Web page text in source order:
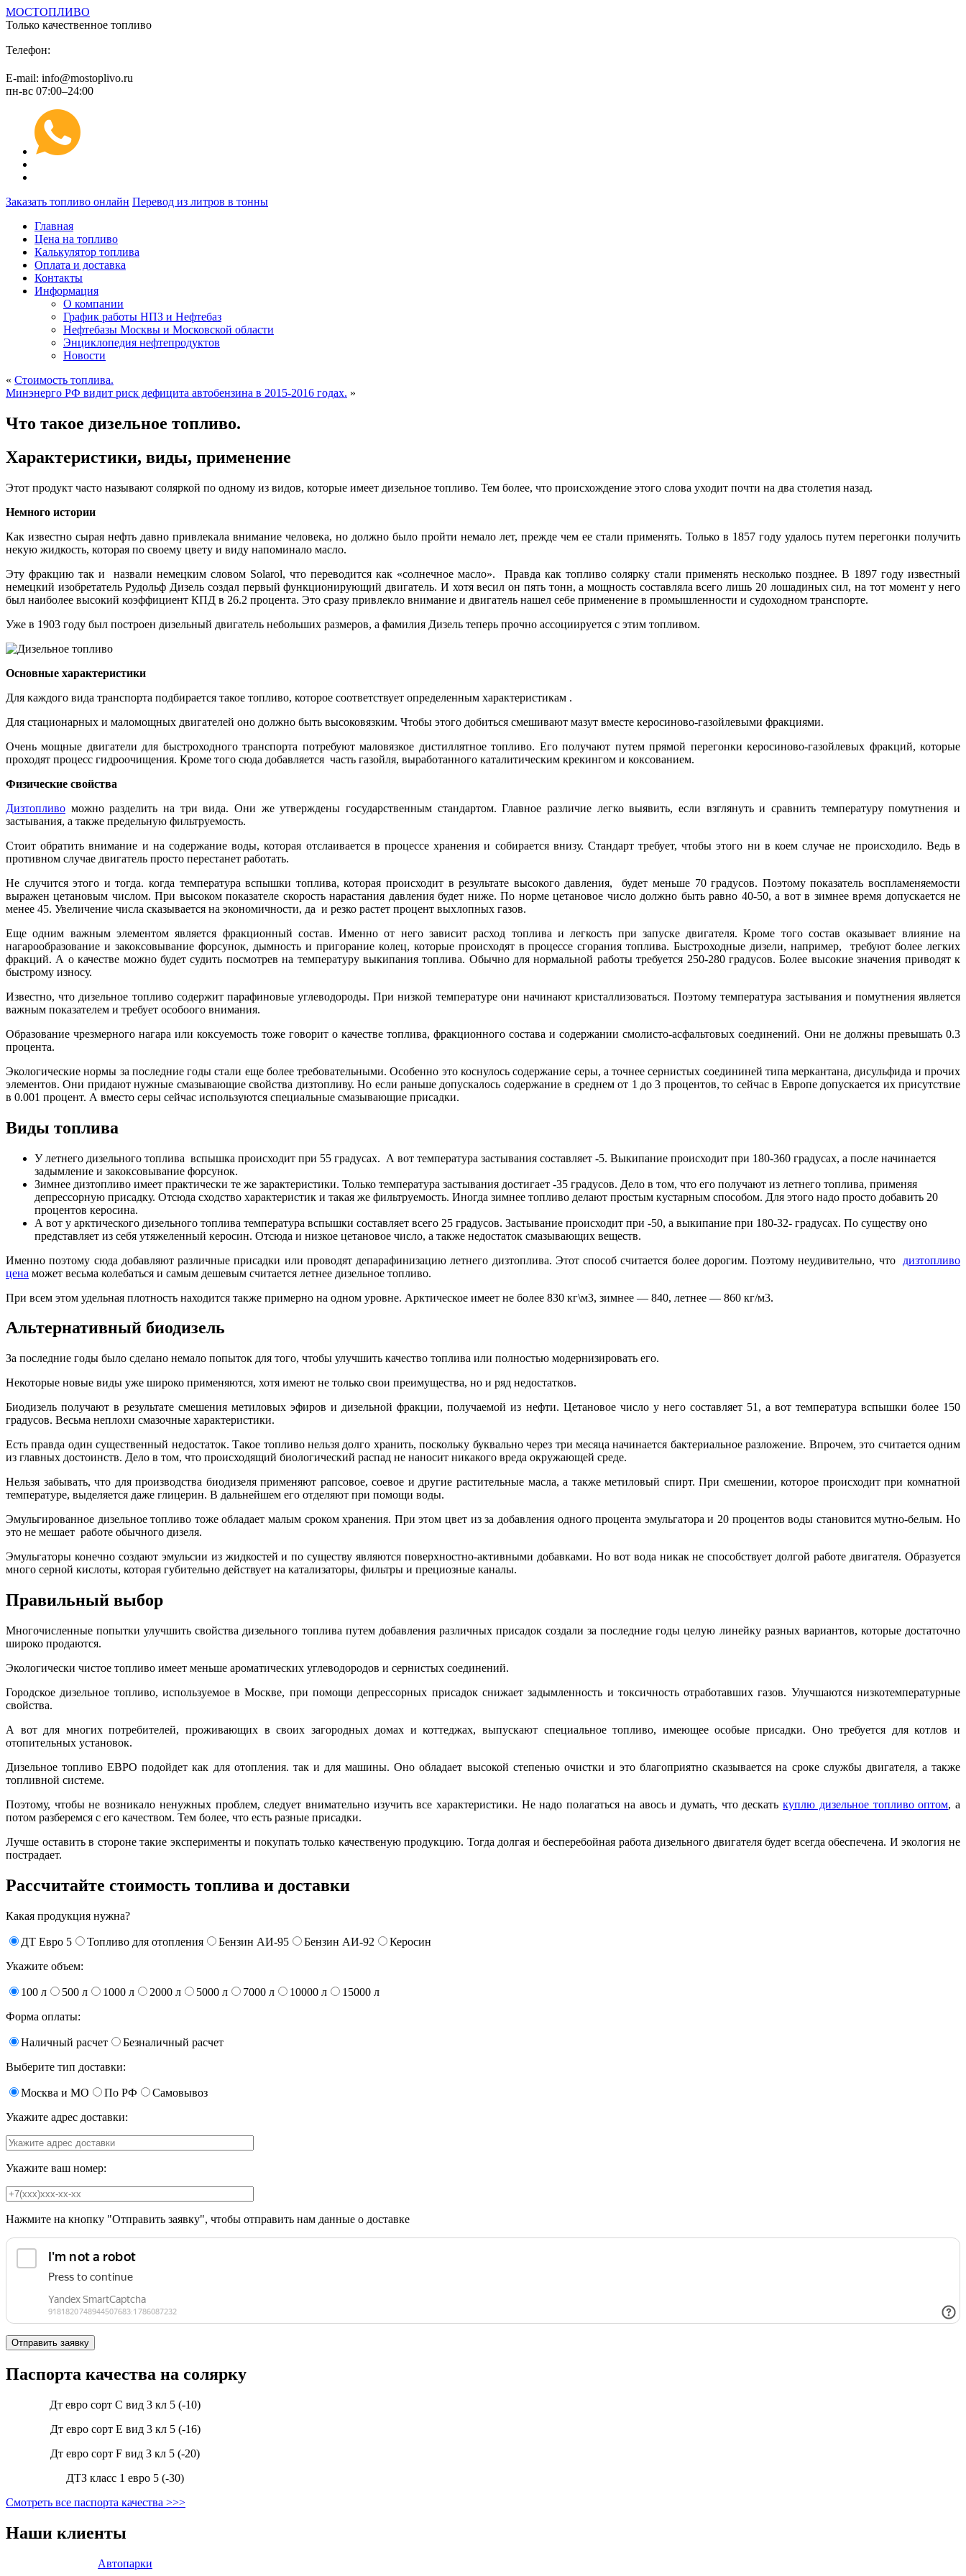
МОСТОПЛИВО
Только качественное топливо
Телефон:
E-mail: info@mostoplivo.ru
пн-вс 07:00–24:00
Заказать топливо онлайн Перевод из литров в тонны
Главная
Цена на топливо
Калькулятор топлива
Оплата и доставка
Контакты
Информация
О компании
График работы НПЗ и Нефтебаз
Нефтебазы Москвы и Московской области
Энциклопедия нефтепродуктов
Новости
« Стоимость топлива.
Минэнерго РФ видит риск дефицита автобензина в 2015-2016 годах. »
Что такое дизельное топливо.
Характеристики, виды, применение
Этот продукт часто называют соляркой по одному из видов, которые имеет дизельное топливо. Тем более, что происхождение этого слова уходит почти на два столетия назад.
Немного истории
Как известно сырая нефть давно привлекала внимание человека, но должно было пройти немало лет, прежде чем ее стали применять. Только в 1857 году удалось путем перегонки получить
некую жидкость, которая по своему цвету и виду напоминало масло.
Эту фракцию так и назвали немецким словом Solarol, что переводится как «солнечное масло». Правда как топливо солярку стали применять несколько позднее. В 1897 году известный
немецкий изобретатель Рудольф Дизель создал первый функционирующий двигатель. И хотя весил он пять тонн, а мощность составляла всего лишь 20 лошадиных сил, на тот момент у него
был наиболее высокий коэффициент КПД в 26.2 процента. Это сразу привлекло внимание и двигатель нашел себе применение в промышленности и судоходном транспорте.
Уже в 1903 году был построен дизельный двигатель небольших размеров, а фамилия Дизель теперь прочно ассоциируется с этим топливом.
Основные характеристики
Для каждого вида транспорта подбирается такое топливо, которое соответствует определенным характеристикам .
Для стационарных и маломощных двигателей оно должно быть высоковязким. Чтобы этого добиться смешивают мазут вместе керосиново-газойлевыми фракциями.
Очень мощные двигатели для быстроходного транспорта потребуют маловязкое дистиллятное топливо. Его получают путем прямой перегонки керосиново-газойлевых фракций, которые
проходят процесс гидроочищения. Кроме того сюда добавляется часть газойля, выработанного каталитическим крекингом и коксованием.
Физические свойства
Дизтопливо можно разделить на три вида. Они же утверждены государственным стандартом. Главное различие легко выявить, если взглянуть и сравнить температуру помутнения и
застывания, а также предельную фильтруемость.
Стоит обратить внимание и на содержание воды, которая отслаивается в процессе хранения и собирается внизу. Стандарт требует, чтобы этого ни в коем случае не происходило. Ведь в
противном случае двигатель просто перестанет работать.
Не случится этого и тогда. когда температура вспышки топлива, которая происходит в результате высокого давления, будет меньше 70 градусов. Поэтому показатель воспламеняемости
выражен цетановым числом. При высоком показателе скорость нарастания давления будет ниже. По норме цетановое число должно быть равно 40-50, а вот в зимнее время допускается не
менее 45. Увеличение числа сказывается на экономичности, да и резко растет процент выхлопных газов.
Еще одним важным элементом является фракционный состав. Именно от него зависит расход топлива и легкость при запуске двигателя. Кроме того состав оказывает влияние на
нагарообразование и закоксовывание форсунок, дымность и пригорание колец, которые происходят в процессе сгорания топлива. Быстроходные дизели, например, требуют более легких
фракций. А о качестве можно будет судить посмотрев на температуру выкипания топлива. Обычно для нормальной работы требуется 250-280 градусов. Более высокие значения приводят к
быстрому износу.
Известно, что дизельное топливо содержит парафиновые углеводороды. При низкой температуре они начинают кристаллизоваться. Поэтому температура застывания и помутнения является
важным показателем и требует особоого внимания.
Образование чрезмерного нагара или коксуемость тоже говорит о качестве топлива, фракционного состава и содержании смолисто-асфальтовых соединений. Они не должны превышать 0.3
процента.
Экологические нормы за последние годы стали еще более требовательными. Особенно это коснулось содержание серы, а точнее сернистых соедининей типа меркантана, дисульфида и прочих
элементов. Они придают нужные смазывающие свойства дизтопливу. Но если раньше допускалось содержание в среднем от 1 до 3 процентов, то сейчас в Европе допускается их присутствие
в 0.001 процент. А вместо серы сейчас используются специальные смазывающие присадки.
Виды топлива
У летнего дизельного топлива вспышка происходит при 55 градусах. А вот температура застывания составляет -5. Выкипание происходит при 180-360 градусах, а после начинается
задымление и закоксовывание форсунок.
Зимнее дизтопливо имеет практически те же зарактеристики. Только температура застывания достигает -35 градусов. Дело в том, что его получают из летнего топлива, применяя
депрессорную присадку. Отсюда сходство характеристик и такая же фильтруемость. Иногда зимнее топливо делают простым кустарным способом. Для этого надо просто добавить 20
процентов керосина.
А вот у арктического дизельного топлива температура вспышки составляет всего 25 градусов. Застывание происходит при -50, а выкипание при 180-32- градусах. По существу оно
представляет из себя утяжеленный керосин. Отсюда и низкое цетановое число, а также недостаток смазывающих веществ.
Именно поэтому сюда добавляют различные присадки или проводят депарафинизацию летнего дизтоплива. Этот способ считается более дорогим. Поэтому неудивительно, что дизтопливо
цена может весьма колебаться и самым дешевым считается летнее дизельное топливо.
При всем этом удельная плотность находится также примерно на одном уровне. Арктическое имеет не более 830 кг\м3, зимнее — 840, летнее — 860 кг/м3.
Альтернативный биодизель
За последние годы было сделано немало попыток для того, чтобы улучшить качество топлива или полностью модернизировать его.
Некоторые новые виды уже широко применяются, хотя имеют не только свои преимущества, но и ряд недостатков.
Биодизель получают в результате смешения метиловых эфиров и дизельной фракции, получаемой из нефти. Цетановое число у него составляет 51, а вот температура вспышки более 150
градусов. Весьма неплохи смазочные характеристики.
Есть правда один существенный недостаток. Такое топливо нельзя долго хранить, поскольку буквально через три месяца начинается бактериальное разложение. Впрочем, это считается одним
из главных достоинств. Дело в том, что происходящий биологический распад не наносит никакого вреда окружающей среде.
Нельзя забывать, что для производства биодизеля применяют рапсовое, соевое и другие растительные масла, а также метиловый спирт. При смешении, которое происходит при комнатной
температуре, выделяется даже глицерин. В дальнейшем его отделяют при помощи воды.
Эмульгированное дизельное топливо тоже обладает малым сроком хранения. При этом цвет из за добавления одного процента эмульгатора и 20 процентов воды становится мутно-белым. Но
это не мешает работе обычного дизеля.
Эмульгаторы конечно создают эмульсии из жидкостей и по существу являются поверхностно-активными добавками. Но вот вода никак не способствует долгой работе двигателя. Образуется
много серной кислоты, которая губительно действует на катализаторы, фильтры и прециозные каналы.
Правильный выбор
Многочисленные попытки улучшить свойства дизельного топлива путем добавления различных присадок создали за последние годы целую линейку разных вариантов, которые достаточно
широко продаются.
Экологически чистое топливо имеет меньше ароматических углеводородов и сернистых соединений.
Городское дизельное топливо, используемое в Москве, при помощи депрессорных присадок снижает задымленность и токсичность отработавших газов. Улучшаются низкотемпературные
свойства.
А вот для многих потребителей, проживающих в своих загородных домах и коттеджах, выпускают специальное топливо, имеющее особые присадки. Оно требуется для котлов и
отопительных установок.
Дизельное топливо ЕВРО подойдет как для отопления. так и для машины. Оно обладает высокой степенью очистки и это благоприятно сказывается на сроке службы двигателя, а также
топливной системе.
Поэтому, чтобы не возникало ненужных проблем, следует внимательно изучить все характеристики. Не надо полагаться на авось и думать, что дескатькуплю дизельное топливо оптом, а
потом разберемся с его качеством. Тем более, что есть разные присадки.
Лучше оставить в стороне такие эксперименты и покупать только качественую продукцию. Тогда долгая и бесперебойная работа дизельного двигателя будет всегда обеспечена. И экология не
пострадает.
Рассчитайте стоимость топлива и доставки
Какая продукция нужна?
ДТ Евро 5 Топливо для отопления Бензин АИ-95 Бензин АИ-92
Керосин
Укажите объем:
100 л 500 л 1000 л 2000 л 5000 л 7000 л 10000 л
15000 л
Форма оплаты:
Наличный расчет
Безналичный расчет
Выберите тип доставки:
Москва и МО По РФ
Самовывоз
Укажите адрес доставки:
Укажите ваш номер:
Нажмите на кнопку "Отправить заявку", чтобы отправить нам данные о доставке
Паспорта качества на солярку
Дт евро сорт С вид 3 кл 5 (-10)
Дт евро сорт Е вид 3 кл 5 (-16)
Дт евро сорт F вид 3 кл 5 (-20)
ДТЗ класс 1 евро 5 (-30)
Смотреть все паспорта качества >>>
Наши клиенты
Автопарки